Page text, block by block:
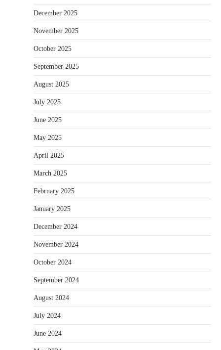
December 2025
November 2025
October 2025
September 2025
August 2025
July 2025
June 2025
May 2025
April 2025
March 2025
February 2025
January 2025
December 2024
November 2024
October 2024
September 2024
August 2024
July 2024
June 2024